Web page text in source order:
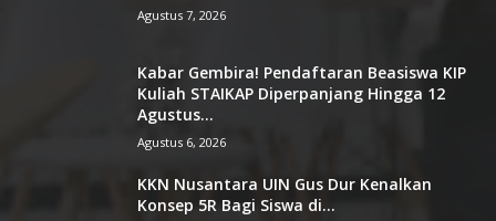
Agustus 7, 2026
Kabar Gembira! Pendaftaran Beasiswa KIP
Kuliah STAIKAP Diperpanjang Hingga 12
Agustus...
Agustus 6, 2026
KKN Nusantara UIN Gus Dur Kenalkan
Konsep 5R Bagi Siswa di...